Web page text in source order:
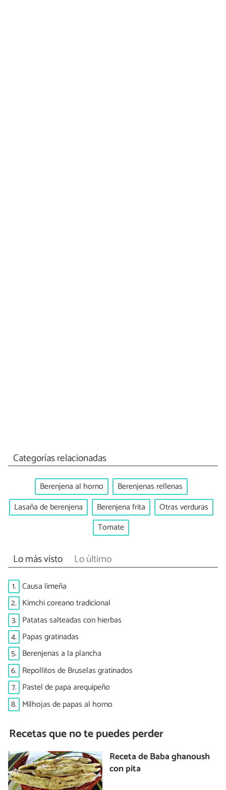
Categorías relacionadas
Berenjena al horno
Berenjenas rellenas
Lasaña de berenjena
Berenjena frita
Otras verduras
Tomate
Lo más visto Lo último
1. Causa limeña
2. Kimchi coreano tradicional
3. Patatas salteadas con hierbas
4. Papas gratinadas
5. Berenjenas a la plancha
6. Repollitos de Bruselas gratinados
7. Pastel de papa arequipeño
8. Milhojas de papas al horno
Recetas que no te puedes perder
Receta de Baba ghanoush
con pita